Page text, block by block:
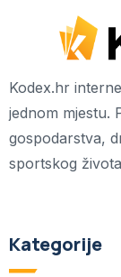
Kodex.hr
jednom mjestu.
gospodarstva,
sportskog
Kategorije